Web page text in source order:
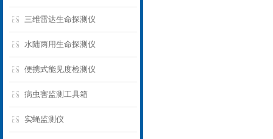
三维雷达生命探测仪
水陆两用生命探测仪
便携式能见度检测仪
病虫害监测工具箱
实蝇监测仪